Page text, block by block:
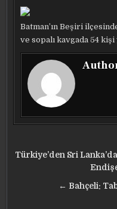
Batman’ın Beşiri
ve sopalı kavgada 54 kişi
Yazı
Türkiye’den Sri
← Bahçeli: